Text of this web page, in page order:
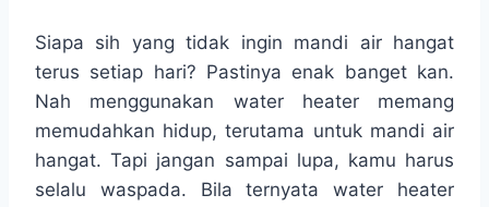
Siapa sih yang tidak ingin mandi air hangat
terus setiap hari? Pastinya enak banget kan.
Nah menggunakan water heater memang
memudahkan hidup, terutama untuk mandi air
hangat. Tapi jangan sampai lupa, kamu harus
selalu waspada. Bila ternyata water heater